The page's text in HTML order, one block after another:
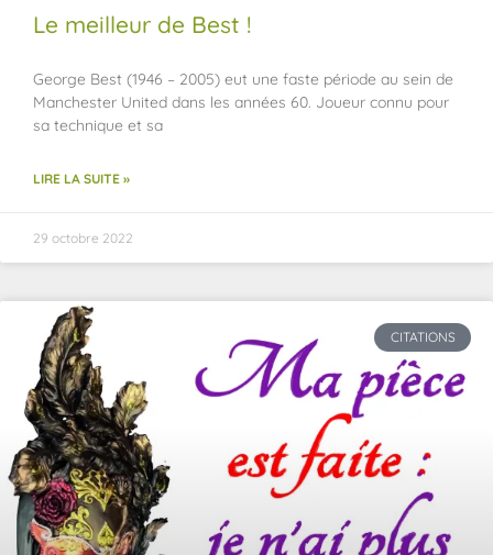
Le meilleur de Best !
George Best (1946 – 2005) eut une faste période au sein de
Manchester United dans les années 60. Joueur connu pour
sa technique et sa
LIRE LA SUITE »
29 octobre 2022
CITATIONS